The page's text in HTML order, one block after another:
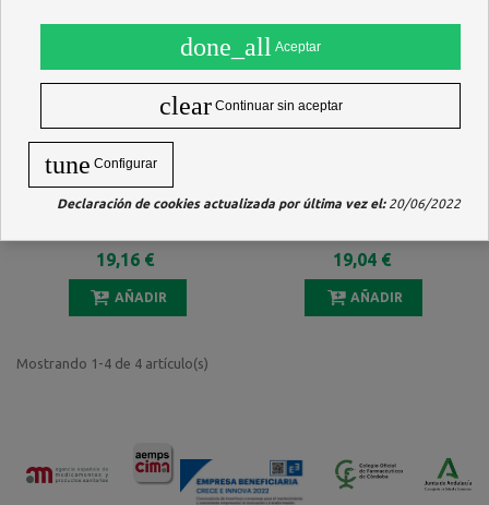
OTORIG 10 ML
19,16 €
AÑADIR
INMUNIUM 20 CAPSULAS
19,04 €
AÑADIR
Mostrando 1-4 de 4 artículo(s)
done_all Aceptar
clear Continuar sin aceptar
tune Configurar
Declaración de cookies actualizada por última vez el:20/06/2022